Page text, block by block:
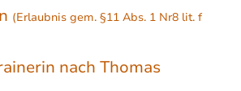
(Erlaubnis gem. §11 Abs. 1 Nr8 lit. f
nach Thomas